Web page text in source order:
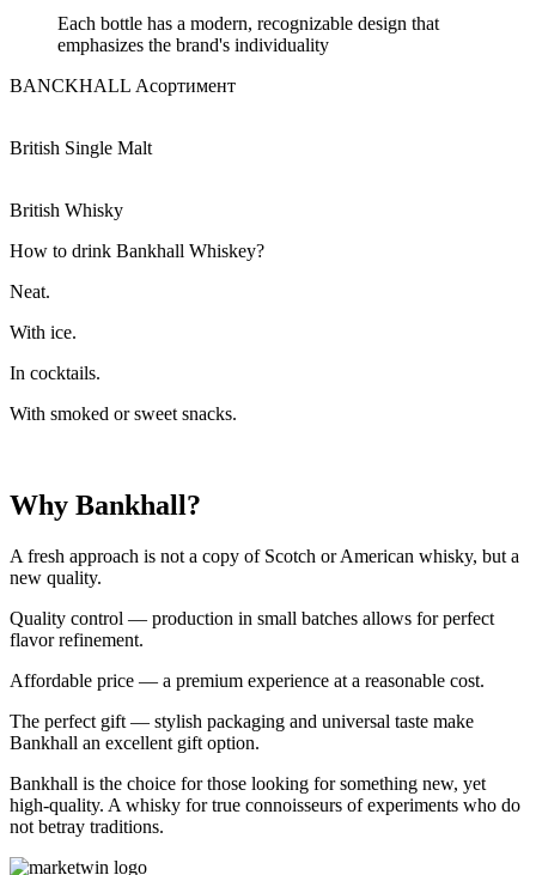
Each bottle has a modern, recognizable design that
emphasizes the brand's individuality
BANCKHALL Асортимент
British Single Malt
British Whisky
How to drink Bankhall Whiskey?
Neat.
With ice.
In cocktails.
With smoked or sweet snacks.
Why Bankhall?
A fresh approach is not a copy of Scotch or American whisky, but a
new quality.
Quality control — production in small batches allows for perfect
flavor refinement.
Affordable price — a premium experience at a reasonable cost.
The perfect gift — stylish packaging and universal taste make
Bankhall an excellent gift option.
Bankhall is the choice for those looking for something new, yet
high-quality. A whisky for true connoisseurs of experiments who do
not betray traditions.